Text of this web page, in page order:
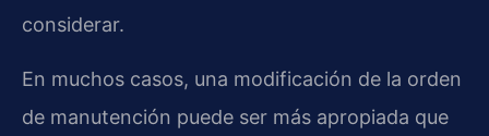
considerar.
En muchos casos, una modificación de la orden
de manutención puede ser más apropiada que